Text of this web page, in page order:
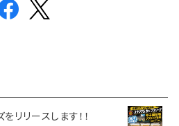
リリースします！！